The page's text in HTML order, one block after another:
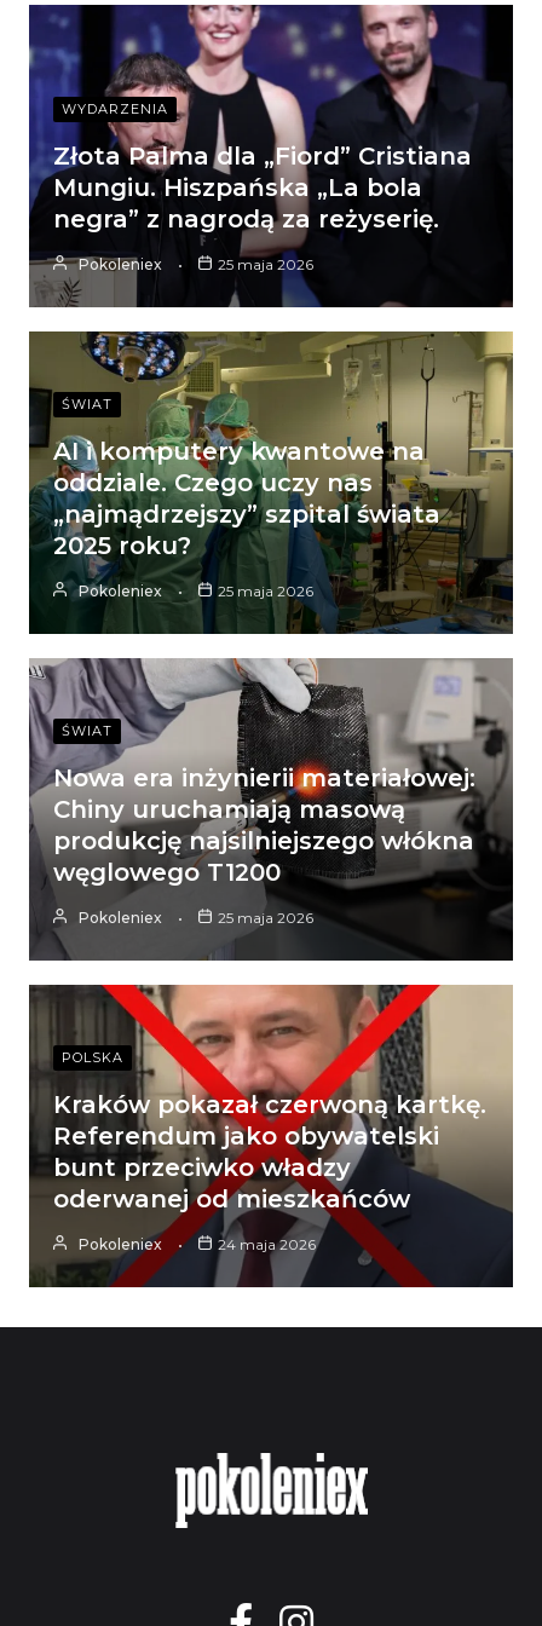
WYDARZENIA
Złota Palma dla „Fiord” Cristiana
Mungiu. Hiszpańska „La bola
negra” z nagrodą za reżyserię.
Pokoleniex 25 maja 2026
ŚWIAT
AI i komputery kwantowe na
oddziale. Czego uczy nas
„najmądrzejszy” szpital świata
2025 roku?
Pokoleniex 25 maja 2026
ŚWIAT
Nowa era inżynierii materiałowej:
Chiny uruchamiają masową
produkcję najsilniejszego włókna
węglowego T1200
Pokoleniex 25 maja 2026
POLSKA
Kraków pokazał czerwoną kartkę.
Referendum jako obywatelski
bunt przeciwko władzy
oderwanej od mieszkańców
Pokoleniex 24 maja 2026